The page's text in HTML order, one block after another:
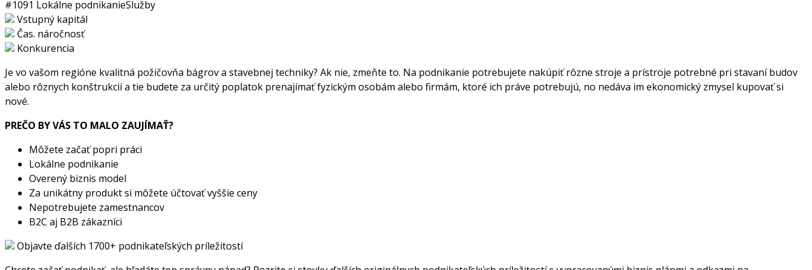
#1091 Lokálne podnikanieSlužby
Vstupný kapitál
Čas. náročnosť
Konkurencia
Je vo vašom regióne kvalitná požičovňa bágrov a stavebnej techniky? Ak nie, zmeňte to. Na podnikanie potrebujete nakúpiť rôzne stroje a prístroje potrebné pri stavaní budov
alebo rôznych konštrukcií a tie budete za určitý poplatok prenajímať fyzickým osobám alebo firmám, ktoré ich práve potrebujú, no nedáva im ekonomický zmysel kupovať si
nové.
PREČO BY VÁS TO MALO ZAUJÍMAŤ?
Môžete začať popri práci
Lokálne podnikanie
Overený biznis model
Za unikátny produkt si môžete účtovať vyššie ceny
Nepotrebujete zamestnancov
B2C aj B2B zákazníci
Objavte ďalších 1700+ podnikateľských príležitostí